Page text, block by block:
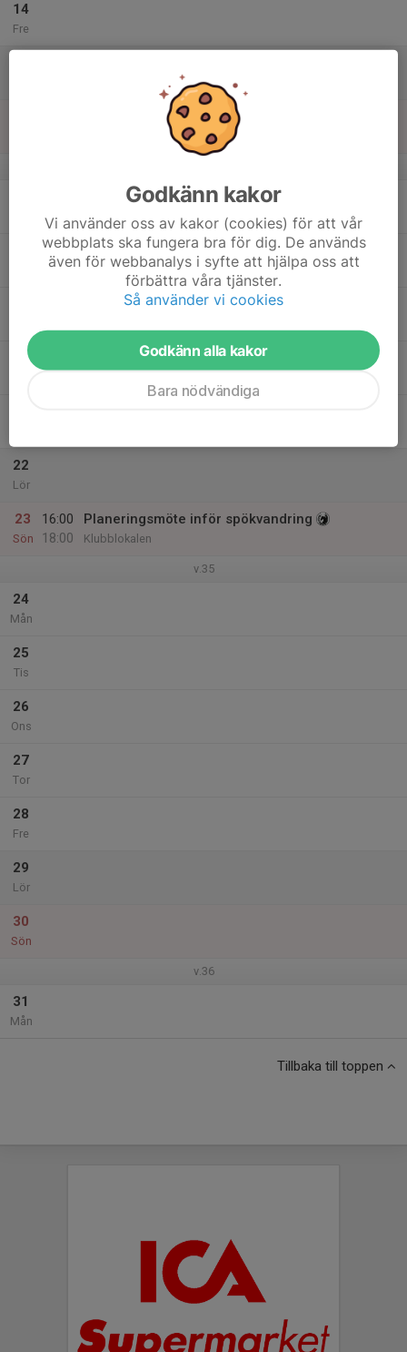
14
Fre
20
22
Lör
23
Sön
16:00
18:00
Planeringsmöte inför spökvandring
Klubblokalen
v.35
24
Mån
25
Tis
26
Ons
27
Tor
28
Fre
29
Lör
30
Sön
v.36
31
Mån
Tillbaka till toppen
Godkänn kakor
Vi använder oss av kakor (cookies) för att vår
webbplats ska fungera bra för dig. De används
även för webbanalys i syfte att hjälpa oss att
förbättra våra tjänster.
Så använder vi cookies
Godkänn alla kakor
Bara nödvändiga